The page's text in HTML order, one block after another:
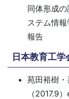
同体形成
ステム情
報告
日本教育工
苑田裕樹
（2017.9